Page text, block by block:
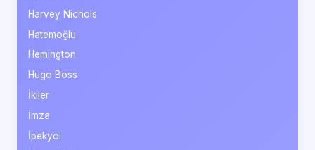
Harvey Nichols
Hatemoğlu
Hemington
Hugo Boss
İkiler
İmza
İpekyol